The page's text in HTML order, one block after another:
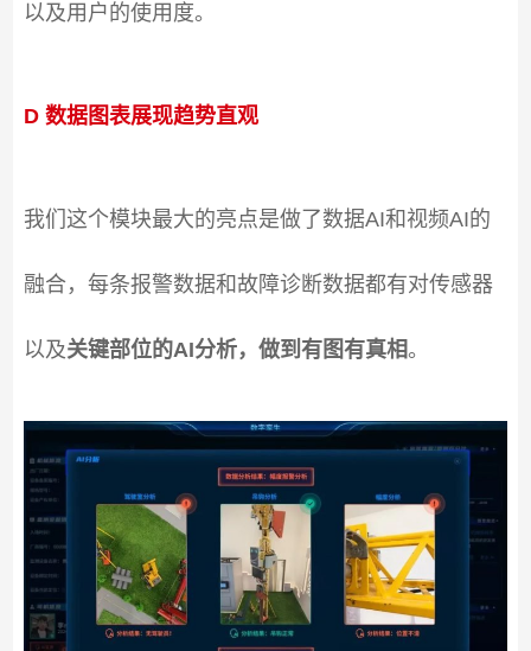
以及用户的使用度。
D 数据图表展现趋势直观
我们这个模块最大的亮点是做了数据AI和视频AI的
融合，每条报警数据和故障诊断数据都有对传感器
以及关键部位的AI分析，做到有图有真相。